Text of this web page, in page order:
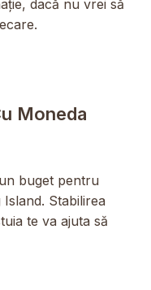
dacă nu vrei să
Moneda
buget pentru
Stabilirea
te va ajuta să